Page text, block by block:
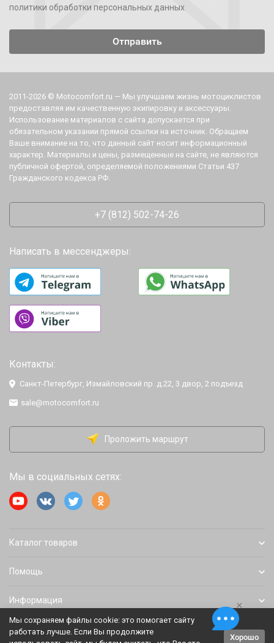
политики обработки персональных данных
2011-2026 © Motocomfort.ru — Мы улучшаем жизнь мотоциклистов
предоставляя им качественную экипировку и аксессуары.
Использование материалов с сайта допускается при
обязательном указании прямой ссылки на источник. Обращаем
Ваше внимание на то, что данный сайт носит информационный
характер. Материалы и цены, размещенные на сайте, не являются
публичной офертой, определяемой положениями Статьи 437
Гражданского кодекса РФ.
+7 (812) 502-74-26
Написать в мессенджеры:
Контакты:
Санкт-Петербург, Измайловский пр. д.22, 3 двор, 2 подъезд
sale@motocomfort.ru
Проложить маршрут
Мы в социальных сетях:
Каталог товаров
Помощь
Информация
Политика персональных данных
Мы сохраняем файлы cookie: это помогает сайту
работать лучше. Если Вы продолжите
Хорошо
×